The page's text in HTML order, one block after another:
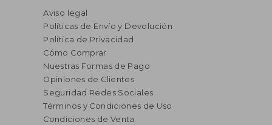
Aviso legal
Políticas de Envío y Devolución
Política de Privacidad
Cómo Comprar
Nuestras Formas de Pago
Opiniones de Clientes
Seguridad Redes Sociales
Términos y Condiciones de Uso
Condiciones de Venta